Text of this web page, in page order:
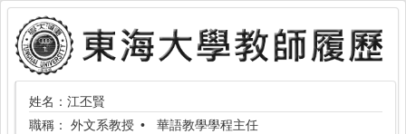
姓名：江丕賢
職稱： 外文系教授
華語教學學程主任